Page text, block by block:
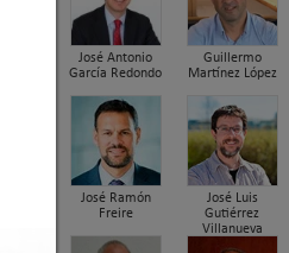
José Antonio
García Redondo
Guillermo
Martínez López
José Ramón
Freire
José Luis
Gutiérrez
Villanueva